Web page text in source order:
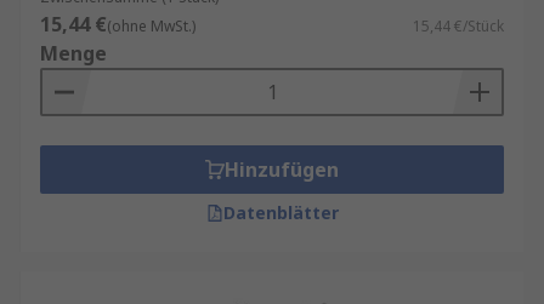
15,44 €(ohne MwSt.) 15,44 €/Stück
Menge
Hinzufügen
Datenblätter